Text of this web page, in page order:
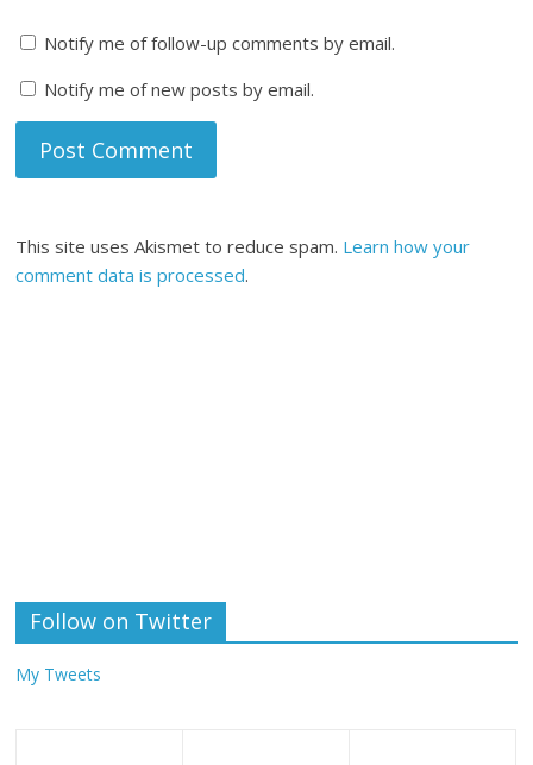
Notify me of follow-up comments by email.
Notify me of new posts by email.
This site uses Akismet to reduce spam. Learn how your
comment data is processed.
Follow on Twitter
My Tweets